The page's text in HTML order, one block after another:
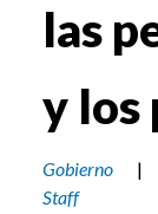
las
y los
Gobierno |
Staff